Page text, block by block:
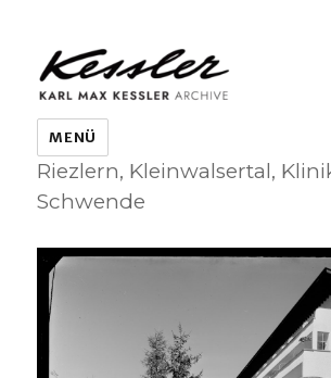
KARL MAX KESSLER
MENÜ
Riezlern, Kleinwalsertal,
Schwende